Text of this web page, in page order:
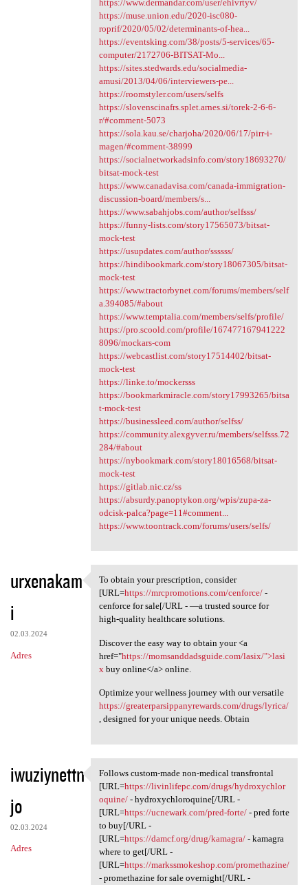
https://www.dermandar.com/user/ehivrtyv/
https://muse.union.edu/2020-isc080-
roprif/2020/05/02/determinants-of-hea...
https://eventsking.com/38/posts/5-services/65-
computer/2172706-BITSAT-Mo...
https://sites.stedwards.edu/socialmedia-
amusi/2013/04/06/interviewers-pe...
https://roomstyler.com/users/selfs
https://slovenscinafrs.splet.arnes.si/torek-2-6-6-
r/#comment-5073
https://sola.kau.se/charjoha/2020/06/17/pirr-i-
magen/#comment-38999
https://socialnetworkadsinfo.com/story18693270/
bitsat-mock-test
https://www.canadavisa.com/canada-immigration-
discussion-board/members/s...
https://www.sabahjobs.com/author/selfsss/
https://funny-lists.com/story17565073/bitsat-
mock-test
https://usupdates.com/author/ssssss/
https://hindibookmark.com/story18067305/bitsat-
mock-test
https://www.tractorbynet.com/forums/members/self
a.394085/#about
https://www.temptalia.com/members/selfs/profile/
https://pro.scoold.com/profile/167477167941222
8096/mockars-com
https://webcastlist.com/story17514402/bitsat-
mock-test
https://linke.to/mockersss
https://bookmarkmiracle.com/story17993265/bitsa
t-mock-test
https://businessleed.com/author/selfss/
https://community.alexgyver.ru/members/selfsss.72
284/#about
https://nybookmark.com/story18016568/bitsat-
mock-test
https://gitlab.nic.cz/ss
https://absurdy.panoptykon.org/wpis/zupa-za-
odcisk-palca?page=11#comment...
https://www.toontrack.com/forums/users/selfs/
urxenakam
i
02.03.2024
Adres
To obtain your prescription,
To obtain your prescription, consider
[URL=https://mrcpromotions.com/cenforce/-
cenforce for sale[/URL - —a trusted source for
high-quality healthcare solutions.
Discover the easy way to obtain your <a
href="https://momsanddadsguide.com/lasix/">lasi
x buy online</a> online.
Optimize your wellness journey with our versatile
https://greaterparsippanyrewards.com/drugs/lyrica/
, designed for your unique needs. Obtain
iwuziynettn
jo
02.03.2024
Adres
Follows custom-made non
Follows custom-made non-medical transfrontal
[URL=https://livinlifepc.com/drugs/hydroxychlor
oquine/- hydroxychloroquine[/URL -
[URL=https://ucnewark.com/pred-forte/- pred forte
to buy[/URL -
[URL=https://damcf.org/drug/kamagra/- kamagra
where to get[/URL -
[URL=https://markssmokeshop.com/promethazine/
- promethazine for sale overnight[/URL -